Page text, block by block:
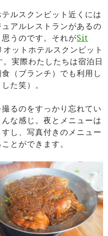
ルスクンビット近くには
アルレストランがあるの
うのです。それがSit
ットホテルスクンビット
実際わたしたちは宿泊日
（ブランチ）でも利用し
た笑）。
るのをすっかり忘れてい
な感じ。夜とメニューは
し、写真付きのメニュー
とができます。